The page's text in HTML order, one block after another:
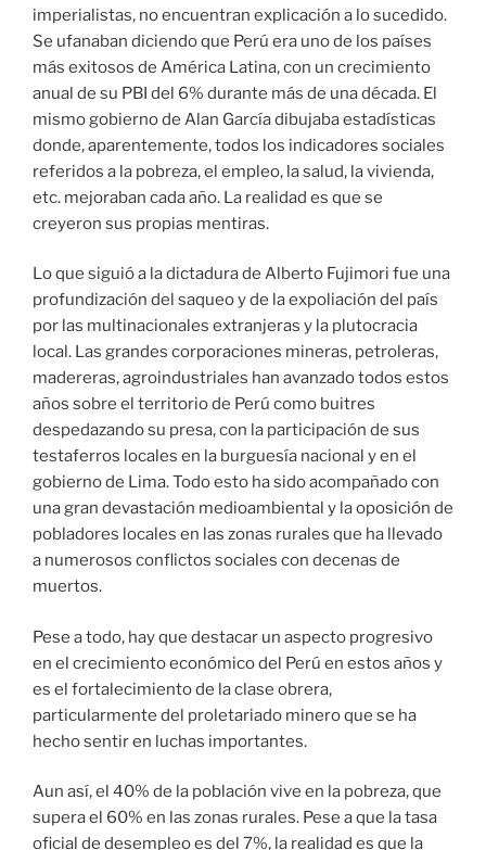
imperialistas, no encuentran explicación a lo sucedido.
Se ufanaban diciendo que Perú era uno de los países
más exitosos de América Latina, con un crecimiento
anual de su PBI del 6% durante más de una década. El
mismo gobierno de Alan García dibujaba estadísticas
donde, aparentemente, todos los indicadores sociales
referidos a la pobreza, el empleo, la salud, la vivienda,
etc. mejoraban cada año. La realidad es que se
creyeron sus propias mentiras.
Lo que siguió a la dictadura de Alberto Fujimori fue una
profundización del saqueo y de la expoliación del país
por las multinacionales extranjeras y la plutocracia
local. Las grandes corporaciones mineras, petroleras,
madereras, agroindustriales han avanzado todos estos
años sobre el territorio de Perú como buitres
despedazando su presa, con la participación de sus
testaferros locales en la burguesía nacional y en el
gobierno de Lima. Todo esto ha sido acompañado con
una gran devastación medioambiental y la oposición de
pobladores locales en las zonas rurales que ha llevado
a numerosos conflictos sociales con decenas de
muertos.
Pese a todo, hay que destacar un aspecto progresivo
en el crecimiento económico del Perú en estos años y
es el fortalecimiento de la clase obrera,
particularmente del proletariado minero que se ha
hecho sentir en luchas importantes.
Aun así, el 40% de la población vive en la pobreza, que
supera el 60% en las zonas rurales. Pese a que la tasa
oficial de desempleo es del 7%, la realidad es que la